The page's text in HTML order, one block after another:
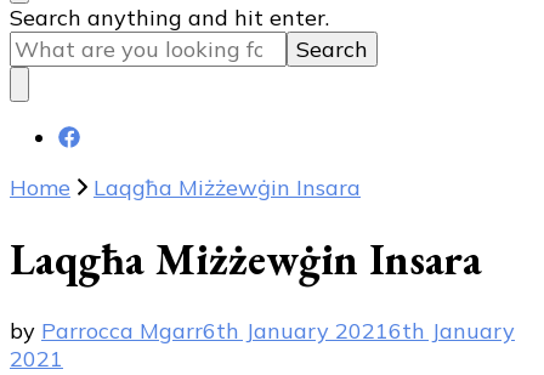
Looking
for
Something?
Search anything and hit enter.
Home Laqgħa Miżżewġin Insara
Laqgħa Miżżewġin Insara
by Parrocca Mgarr6th January 20216th January
2021